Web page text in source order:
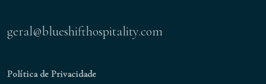
geral@blueshifthospitality.com
Política de Privacidade